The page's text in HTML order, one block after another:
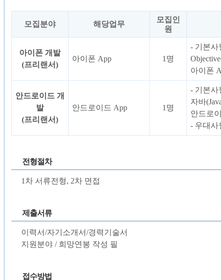
모집분야 해당업무
모집인
원
아이폰 개발
(프리랜서)
아이폰 App 1명
- 기본사
아이폰
안드로이드 개
발
(프리랜서)
안드로이드 App 1명
- 기본사
자바
안드로
- 우대사
전형절차
1차 서류전형, 2차 면접
제출서류
이력서/자기소개서/경력기술서
지원분야 / 희망연봉 작성 필
접수방법